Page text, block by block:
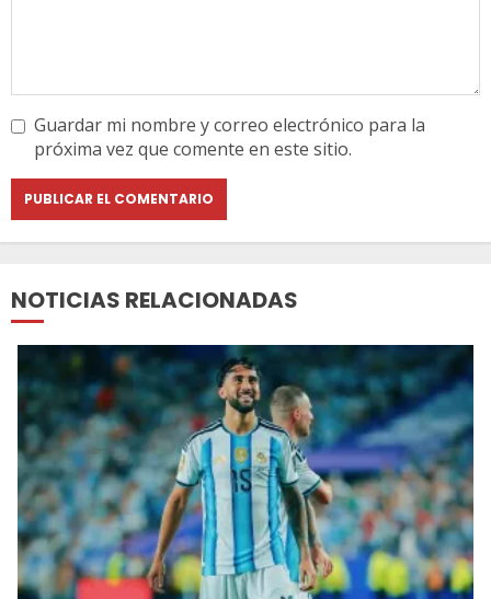
Guardar mi nombre y correo electrónico para la
próxima vez que comente en este sitio.
NOTICIAS RELACIONADAS